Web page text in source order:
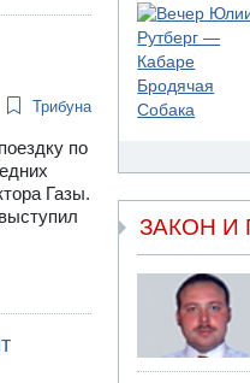
Трибуна
по
Газы.
ЗАКОН И